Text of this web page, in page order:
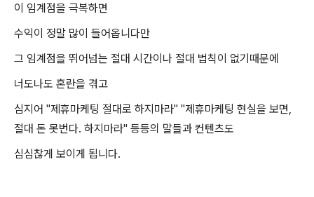
이 임계점을 극복하면
수익이 정말 많이 들어옵니다만
그 임계점을 뛰어넘는 절대 시간이나 절대 법칙이 없기때문에
너도나도 혼란을 겪고
심지어 "제휴마케팅 절대로 하지마라" "제휴마케팅 현실을 보면,
절대 돈 못번다. 하지마라" 등등의 말들과 컨텐츠도
심심찮게 보이게 됩니다.